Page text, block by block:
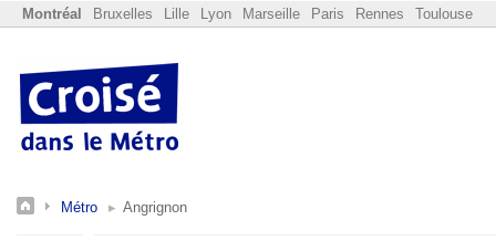
Montréal Bruxelles Lille Lyon Marseille Paris Rennes Toulouse
Métro Angrignon